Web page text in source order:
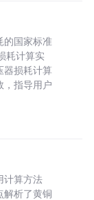
的国家标准
耗计算实
器损耗计算
，指导用户
计算方法
解析了黄铜